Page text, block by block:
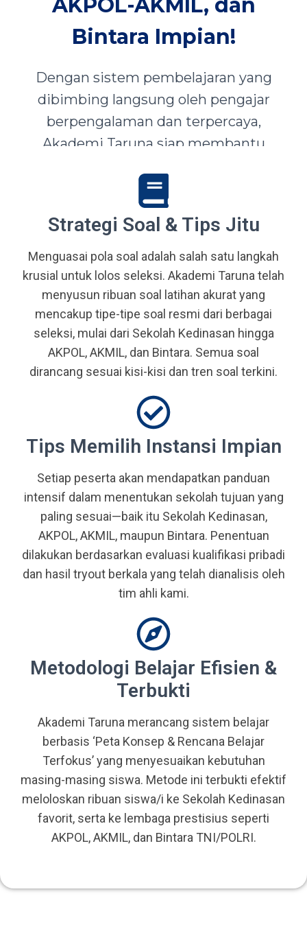
Bintara Impian!
Dengan sistem pembelajaran yang
dibimbing langsung oleh pengajar
berpengalaman dan terpercaya,
Akademi Taruna siap membantu
mewujudkan impian menjadi Taruna,
Abdi Negara, serta prajurit terbaik
bangsa.
Strategi Soal & Tips Jitu
Menguasai pola soal adalah salah satu langkah
krusial untuk lolos seleksi. Akademi Taruna telah
menyusun ribuan soal latihan akurat yang
mencakup tipe-tipe soal resmi dari berbagai
seleksi, mulai dari Sekolah Kedinasan hingga
AKPOL, AKMIL, dan Bintara. Semua soal
dirancang sesuai kisi-kisi dan tren soal terkini.
Tips Memilih Instansi Impian
Setiap peserta akan mendapatkan panduan
intensif dalam menentukan sekolah tujuan yang
paling sesuai—baik itu Sekolah Kedinasan,
AKPOL, AKMIL, maupun Bintara. Penentuan
dilakukan berdasarkan evaluasi kualifikasi pribadi
dan hasil tryout berkala yang telah dianalisis oleh
tim ahli kami.
Metodologi Belajar Efisien &
Terbukti
Akademi Taruna merancang sistem belajar
berbasis ‘Peta Konsep & Rencana Belajar
Terfokus’ yang menyesuaikan kebutuhan
masing-masing siswa. Metode ini terbukti efektif
meloloskan ribuan siswa/i ke Sekolah Kedinasan
favorit, serta ke lembaga prestisius seperti
AKPOL, AKMIL, dan Bintara TNI/POLRI.